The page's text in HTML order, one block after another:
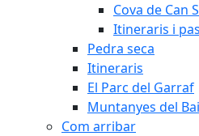
Cova de Can
Itineraris i
Pedra seca
Itineraris
El Parc del Garraf
Muntanyes del
Com arribar